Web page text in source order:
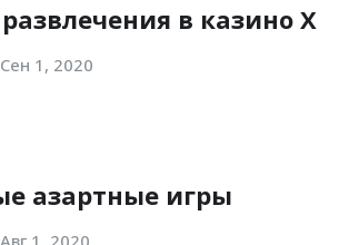
в казино Х
Сен 1, 2020
азартные игры